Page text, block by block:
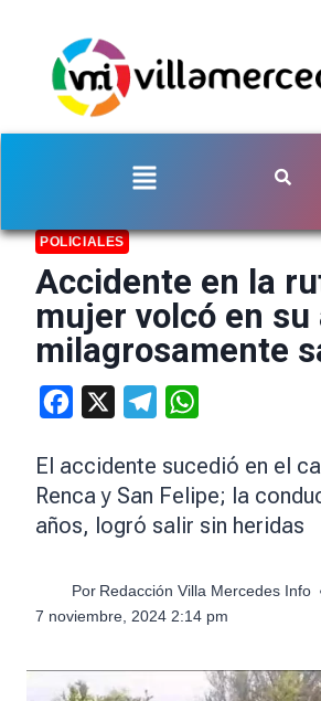
POLICIALES
Accidente en la
mujer volcó en su
milagrosamente
Facebook Telegram
El accidente sucedió en el
Renca y San Felipe; la
años, logró salir sin heridas
Por Redacción Villa Mercedes Info
7 noviembre, 2024 2:14 pm